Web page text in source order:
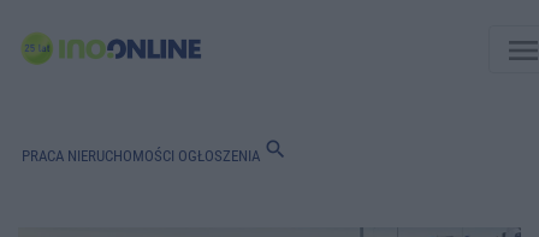
PRACA NIERUCHOMOŚCI OGŁOSZENIA search